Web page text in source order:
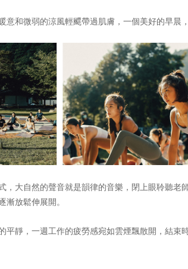
意和微弱的涼風輕飃帶過肌膚，一個美好的早晨
，大自然的聲音就是韻律的音樂，閉上眼聆聽老
放鬆伸展開。
平靜，一週工作的疲勞感宛如雲煙飄散開，結束